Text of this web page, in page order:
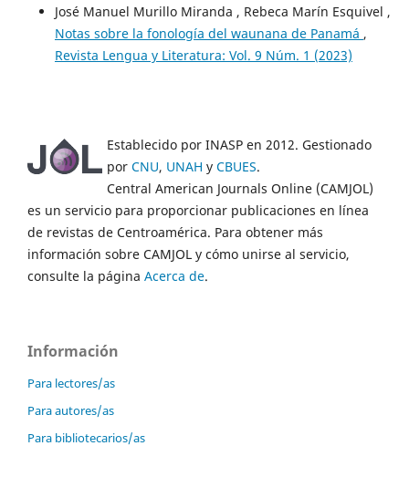
José Manuel Murillo Miranda , Rebeca Marín Esquivel ,
Notas sobre la fonología del waunana de Panamá ,
Revista Lengua y Literatura: Vol. 9 Núm. 1 (2023)
Establecido por INASP en 2012. Gestionado
por CNU, UNAH y CBUES.
Central American Journals Online (CAMJOL)
es un servicio para proporcionar publicaciones en línea
de revistas de Centroamérica. Para obtener más
información sobre CAMJOL y cómo unirse al servicio,
consulte la página Acerca de.
Información
Para lectores/as
Para autores/as
Para bibliotecarios/as